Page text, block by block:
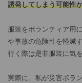
誘発してしまう可能性
服装をボランティア用
や事故の危険性を軽減
行く際は是非服装に気
実際に、私が災害ボラ